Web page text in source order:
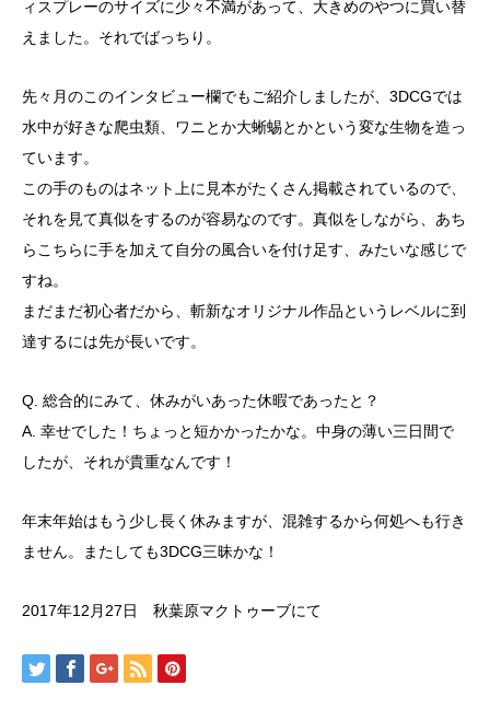
ィスプレーのサイズに少々不満があって、大きめのやつに買い替
えました。それでばっちり。
先々月のこのインタビュー欄でもご紹介しましたが、3DCGでは
水中が好きな爬虫類、ワニとか大蜥蜴とかという変な生物を造っ
ています。
この手のものはネット上に見本がたくさん掲載されているので、
それを見て真似をするのが容易なのです。真似をしながら、あち
らこちらに手を加えて自分の風合いを付け足す、みたいな感じで
すね。
まだまだ初心者だから、斬新なオリジナル作品というレベルに到
達するには先が長いです。
Q. 総合的にみて、休みがいあった休暇であったと？
A. 幸せでした！ちょっと短かかったかな。中身の薄い三日間で
したが、それが貴重なんです！
年末年始はもう少し長く休みますが、混雑するから何処へも行き
ません。またしても3DCG三昧かな！
2017年12月27日 秋葉原マクトゥーブにて